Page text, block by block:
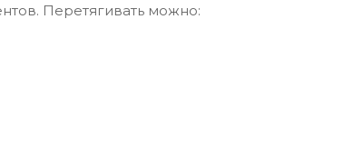
Перетягивать можно: